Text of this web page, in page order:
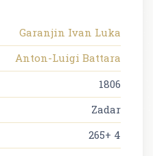
Garanjin Ivan Luka
Anton-Luigi Battara
1806
Zadar
265+ 4